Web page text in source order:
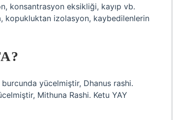
konsantrasyon eksikliği, kayıp vb.
kopukluktan izolasyon, kaybedilenlerin
yücelmiştir, Dhanus rashi.
Mithuna Rashi. Ketu YAY